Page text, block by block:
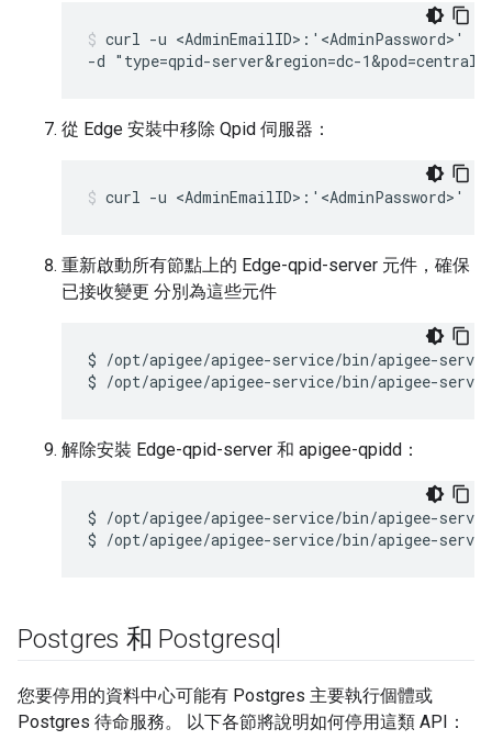
curl -u <AdminEmailID>:'<AdminPassword>'
-d "type=qpid-server&region=dc-
從 Edge 安裝中移除 Qpid 伺服器：
curl -u <AdminEmailID>:'<AdminPassword>' -
重新啟動所有節點上的 Edge-qpid-server 元件，確保
已接收變更 分別為這些元件
$ /opt/apigee/apigee-service/bin/apigee-
$ /opt/apigee/apigee-service/bin/apigee-
解除安裝 Edge-qpid-server 和 apigee-qpidd：
$ /opt/apigee/apigee-service/bin/apigee-
$ /opt/apigee/apigee-service/bin/apigee-
Postgres 和 Postgresql
您要停用的資料中心可能有 Postgres 主要執行個體或
Postgres 待命服務。 以下各節將說明如何停用這類 API：